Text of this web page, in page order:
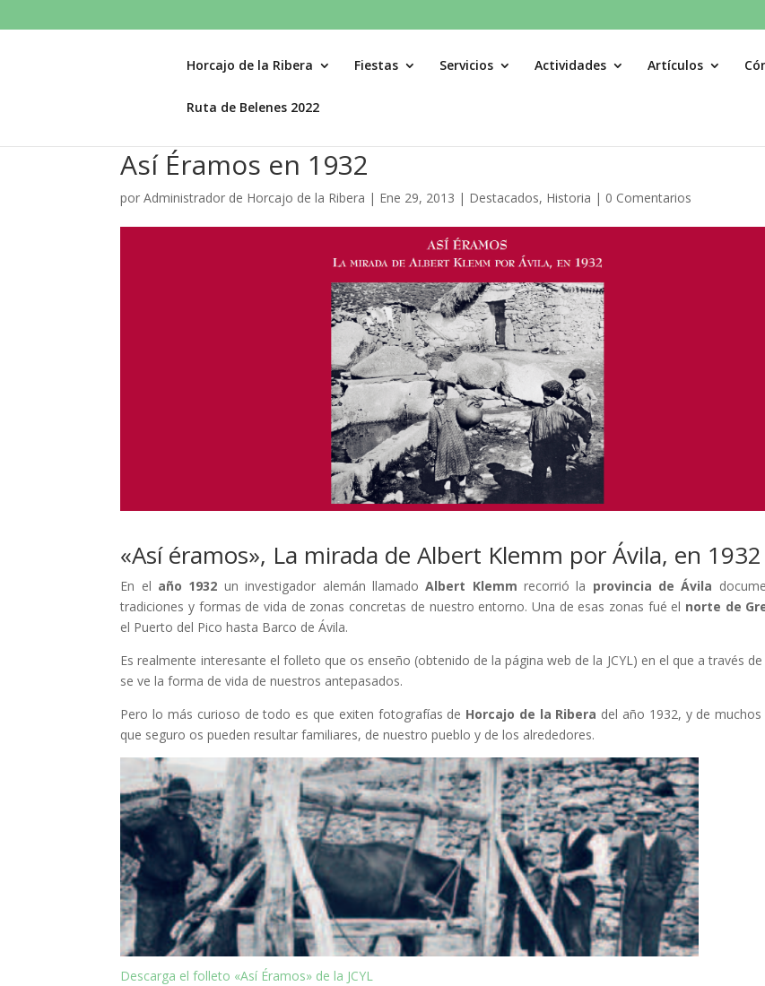
Horcajo de la Ribera Fiestas Servicios Actividades Artículos
Ruta de Belenes 2022
Así Éramos en 1932
porAdministrador de Horcajo de la Ribera | Ene 29, 2013 | Destacados, Historia | 0 Comentarios
«Así éramos», La mirada de Albert Klemm por Ávila, en 1932
En el año 1932 un investigador alemán llamadoAlbert Klemm recorrió la provincia de Ávila
tradiciones y formas de vida de zonas concretas de nuestro entorno. Una de esas zonas fué el norte de
el Puerto del Pico hasta Barco de Ávila.
Es realmente interesante el folleto que os enseño (obtenido de la página web de la JCYL) en el que a través
se ve la forma de vida de nuestros antepasados.
Pero lo más curioso de todo es que exiten fotografías de Horcajo de la Ribera del año 1932, y de
que seguro os pueden resultar familiares, de nuestro pueblo y de los alrededores.
Descarga el folleto «Así Éramos» de la JCYL